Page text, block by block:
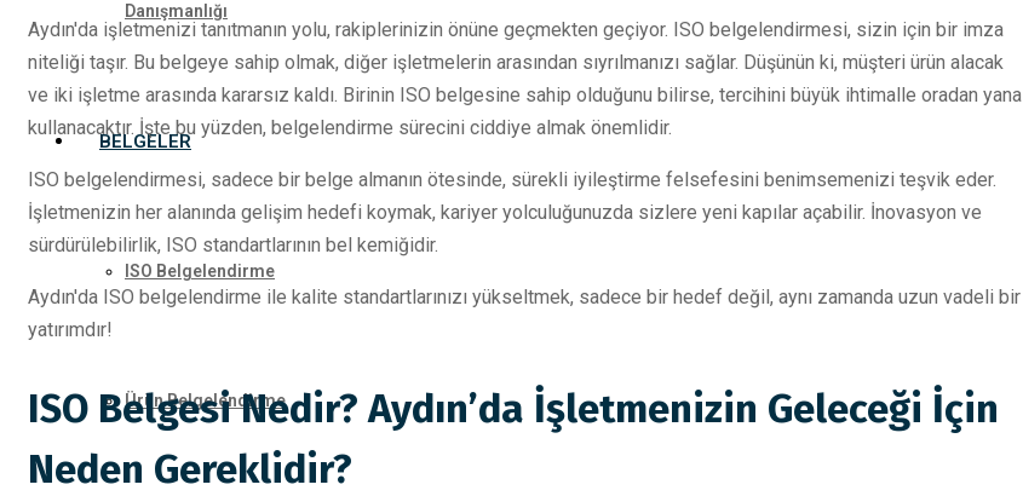
Danışmanlığı
BELGELER
ISO Belgelendirme
Ürün Belgelendirme
Aydın'da işletmenizi tanıtmanın yolu, rakiplerinizin önüne geçmekten geçiyor. ISO belgelendirmesi, sizin için bir imza
niteliği taşır. Bu belgeye sahip olmak, diğer işletmelerin arasından sıyrılmanızı sağlar. Düşünün ki, müşteri ürün alacak
ve iki işletme arasında kararsız kaldı. Birinin ISO belgesine sahip olduğunu bilirse, tercihini büyük ihtimalle oradan yana
kullanacaktır. İşte bu yüzden, belgelendirme sürecini ciddiye almak önemlidir.
ISO belgelendirmesi, sadece bir belge almanın ötesinde, sürekli iyileştirme felsefesini benimsemenizi teşvik eder.
İşletmenizin her alanında gelişim hedefi koymak, kariyer yolculuğunuzda sizlere yeni kapılar açabilir. İnovasyon ve
sürdürülebilirlik, ISO standartlarının bel kemiğidir.
Aydın'da ISO belgelendirme ile kalite standartlarınızı yükseltmek, sadece bir hedef değil, aynı zamanda uzun vadeli bir
yatırımdır!
ISO Belgesi Nedir? Aydın’da İşletmenizin Geleceği İçin
Neden Gereklidir?